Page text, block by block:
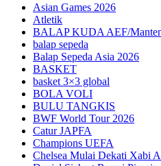
Asian Games 2026
Atletik
BALAP KUDA AEF/
balap sepeda
Balap Sepeda Asia 2026
BASKET
basket 3×3 global
BOLA VOLI
BULU TANGKIS
BWF World Tour 2026
Catur JAPFA
Champions UEFA
Chelsea Mulai Dekati Xabi